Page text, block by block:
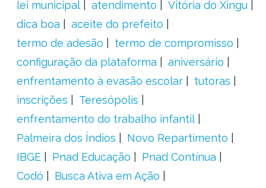
lei municipal
atendimento
Vitória do Xingu
dica boa
aceite do prefeito
termo de adesão
termo de compromisso
configuração da plataforma
aniversário
enfrentamento à evasão escolar
tutoras
inscrições
Teresópolis
enfrentamento do trabalho infantil
Palmeira dos Índios
Novo Repartimento
IBGE
Pnad Educação
Pnad Contínua
Codó
Busca Ativa em Ação